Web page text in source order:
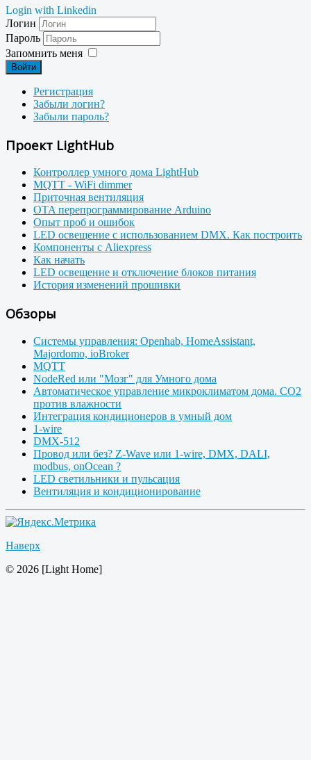
Login with Linkedin
Логин
Пароль
Запомнить меня
Войти
Регистрация
Забыли логин?
Забыли пароль?
Проект LightHub
Контроллер умного дома LightHub
MQTT - WiFi dimmer
Приточная вентиляция
OTA перепрограммирование Arduino
Опыт проб и ошибок
LED освещение с использованием DMX. Как построить
Компоненты с Aliexpress
Как начать
LED освещение и отключение блоков питания
История изменений прошивки
Обзоры
Системы управления: Openhab, HomeAssistant,
Majordomo, ioBroker
MQTT
NodeRed или "Мозг" для Умного дома
Автоматическое управление микроклиматом дома. CO2
против влажности
Интеграция кондиционеров в умный дом
1-wire
DMX-512
Провод или без? Z-Wave или 1-wire, DMX, DALI,
modbus, onOcean ?
LED светильники и пульсация
Вентиляция и кондиционирование
Наверх
© 2026 [Light Home]